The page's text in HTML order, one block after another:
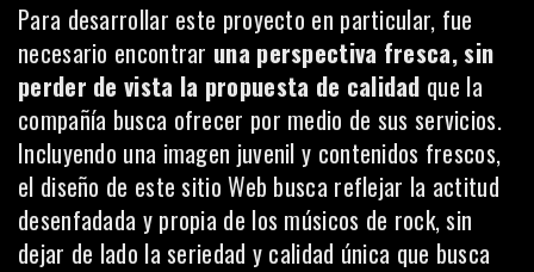
Para desarrollar este proyecto en particular, fue
necesario encontrar una perspectiva fresca, sin
perder de vista la propuesta de calidad que la
compañía busca ofrecer por medio de sus servicios.
Incluyendo una imagen juvenil y contenidos frescos,
el diseño de este sitio Web busca reflejar la actitud
desenfadada y propia de los músicos de rock, sin
dejar de lado la seriedad y calidad única que busca